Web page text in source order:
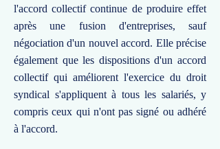
l'accord collectif continue de produire effet
après une fusion d'entreprises, sauf
négociation d'un nouvel accord. Elle précise
également que les dispositions d'un accord
collectif qui améliorent l'exercice du droit
syndical s'appliquent à tous les salariés, y
compris ceux qui n'ont pas signé ou adhéré
à l'accord.